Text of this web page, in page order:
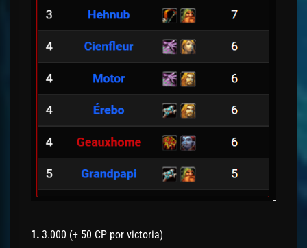
1. 3.000 (+ 50 CP por victoria)